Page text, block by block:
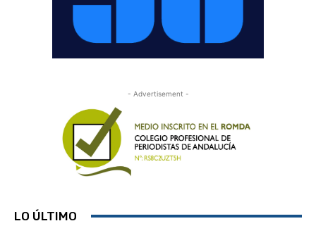
- Advertisement -
LO ÚLTIMO